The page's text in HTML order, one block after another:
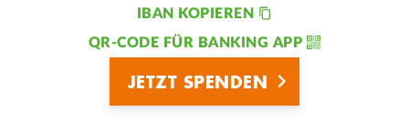
IBAN KOPIEREN
QR-CODE FÜR BANKING APP
JETZT SPENDEN